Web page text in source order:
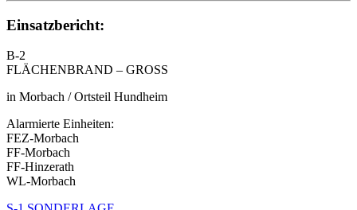
Einsatzbericht:
B-2
FLÄCHENBRAND – GROSS
in Morbach / Ortsteil Hundheim
Alarmierte Einheiten:
FEZ-Morbach
FF-Morbach
FF-Hinzerath
WL-Morbach